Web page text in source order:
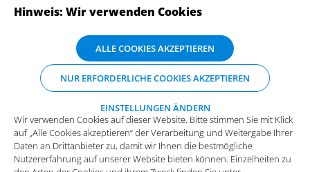
Impressum Datenschutz
Wir verwenden Cookies auf dieser Website. Bitte stimmen Sie mit Klick
auf „Alle Cookies akzeptieren“ der Verarbeitung und Weitergabe Ihrer
Daten an Drittanbieter zu, damit wir Ihnen die bestmögliche
Nutzererfahrung auf unserer Website bieten können. Einzelheiten zu
Hinweis: Wir verwenden Cookies
ALLE COOKIES AKZEPTIEREN
NUR ERFORDERLICHE COOKIES AKZEPTIEREN
EINSTELLUNGEN ÄNDERN
Wir verwenden Cookies auf dieser Website. Bitte stimmen Sie mit Klick
auf „Alle Cookies akzeptieren“ der Verarbeitung und Weitergabe Ihrer
Daten an Drittanbieter zu, damit wir Ihnen die bestmögliche
Nutzererfahrung auf unserer Website bieten können. Einzelheiten zu
den Arten der Cookies und ihrem Zweck finden Sie unter
„Einstellungen ändern“, wo sie auch Ihre bevorzugten Einstellungen
vornehmen oder Cookies ablehnen können (mit Ausnahme der
benötigten Cookies).
Mehr Infos und die Möglichkeit zum
Widerspruch.